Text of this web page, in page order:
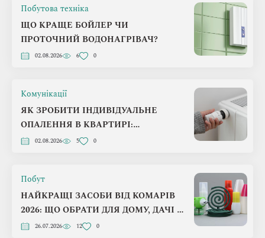
Побутова техніка
ЩО КРАЩЕ БОЙЛЕР ЧИ
ПРОТОЧНИЙ ВОДОНАГРІВАЧ?
02.08.2026 6 0
Комунікації
ЯК ЗРОБИТИ ІНДИВІДУАЛЬНЕ
ОПАЛЕННЯ В КВАРТИРІ:
ПОКРОКОВИЙ ПЛАН НА 2026 РІК
02.08.2026 5 0
Побут
НАЙКРАЩІ ЗАСОБИ ВІД КОМАРІВ
2026: ЩО ОБРАТИ ДЛЯ ДОМУ, ДАЧІ Й
ПРИРОДИ
26.07.2026 12 0